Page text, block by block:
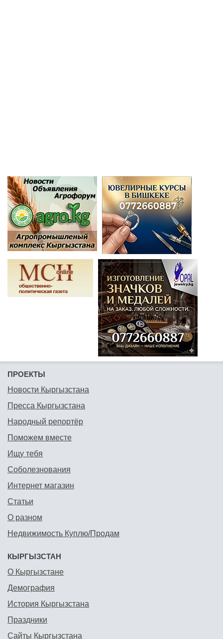
ПРОЕКТЫ
Новости Кыргызстана
Пресса Кыргызстана
Народный репортёр
Поможем вместе
Ищу тебя
Соболезнования
Интернет магазин
Статьи
О разном
Недвижимость Куплю/Продам
КЫРГЫЗСТАН
О Кыргызстане
Демография
История Кыргызстана
Праздники
Сайты Кыргызстана